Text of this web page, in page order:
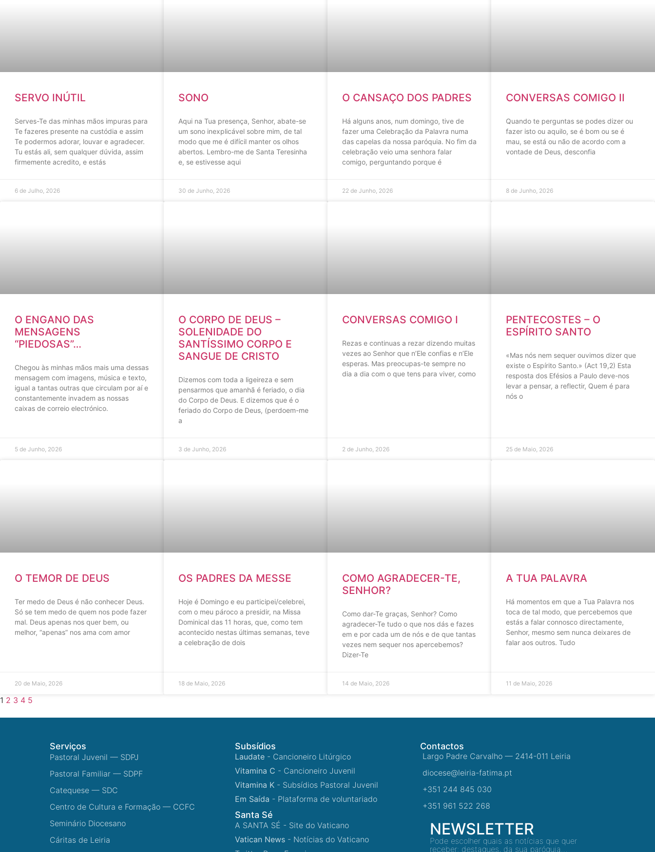
SERVO INÚTIL
Serves-Te das minhas mãos impuras para
Te fazeres presente na custódia e assim
Te podermos adorar, louvar e agradecer.
Tu estás ali, sem qualquer dúvida, assim
firmemente acredito, e estás
6 de Julho, 2026
SONO
Aqui na Tua presença, Senhor, abate-se
um sono inexplicável sobre mim, de tal
modo que me é difícil manter os olhos
abertos. Lembro-me de Santa Teresinha
e, se estivesse aqui
30 de Junho, 2026
O CANSAÇO DOS PADRES
Há alguns anos, num domingo, tive de
fazer uma Celebração da Palavra numa
das capelas da nossa paróquia. No fim da
celebração veio uma senhora falar
comigo, perguntando porque é
22 de Junho, 2026
CONVERSAS COMIGO II
Quando te perguntas se podes dizer ou
fazer isto ou aquilo, se é bom ou se é
mau, se está ou não de acordo com a
vontade de Deus, desconfia
8 de Junho, 2026
O ENGANO DAS
MENSAGENS
“PIEDOSAS”…
Chegou às minhas mãos mais uma dessas
mensagem com imagens, música e texto,
igual a tantas outras que circulam por aí e
constantemente invadem as nossas
caixas de correio electrónico.
5 de Junho, 2026
O CORPO DE DEUS –
SOLENIDADE DO
SANTÍSSIMO CORPO E
SANGUE DE CRISTO
Dizemos com toda a ligeireza e sem
pensarmos que amanhã é feriado, o dia
do Corpo de Deus. E dizemos que é o
feriado do Corpo de Deus, (perdoem-me
a
3 de Junho, 2026
CONVERSAS COMIGO I
Rezas e continuas a rezar dizendo muitas
vezes ao Senhor que n’Ele confias e n’Ele
esperas. Mas preocupas-te sempre no
dia a dia com o que tens para viver, como
2 de Junho, 2026
PENTECOSTES – O
ESPÍRITO SANTO
«Mas nós nem sequer ouvimos dizer que
existe o Espírito Santo.» (Act 19,2) Esta
resposta dos Efésios a Paulo deve-nos
levar a pensar, a reflectir, Quem é para
nós o
25 de Maio, 2026
O TEMOR DE DEUS
Ter medo de Deus é não conhecer Deus.
Só se tem medo de quem nos pode fazer
mal. Deus apenas nos quer bem, ou
melhor, “apenas” nos ama com amor
20 de Maio, 2026
OS PADRES DA MESSE
Hoje é Domingo e eu participei/celebrei,
com o meu pároco a presidir, na Missa
Dominical das 11 horas, que, como tem
acontecido nestas últimas semanas, teve
a celebração de dois
18 de Maio, 2026
COMO AGRADECER-TE,
SENHOR?
Como dar-Te graças, Senhor? Como
agradecer-Te tudo o que nos dás e fazes
em e por cada um de nós e de que tantas
vezes nem sequer nos apercebemos?
Dizer-Te
14 de Maio, 2026
A TUA PALAVRA
Há momentos em que a Tua Palavra nos
toca de tal modo, que percebemos que
estás a falar connosco directamente,
Senhor, mesmo sem nunca deixares de
falar aos outros. Tudo
11 de Maio, 2026
1 2 3 4 5
Serviços
Pastoral Juvenil — SDPJ
Pastoral Familiar — SDPF
Catequese — SDC
Centro de Cultura e Formação — CCFC
Seminário Diocesano
Cáritas de Leiria
Subsídios
Laudate - Cancioneiro Litúrgico
Vitamina C - Cancioneiro Juvenil
Vitamina K - Subsídios Pastoral Juvenil
Em Saída - Plataforma de voluntariado
Santa Sé
A SANTA SÉ - Site do Vaticano
Vatican News - Notícias do Vaticano
Contactos
Largo Padre Carvalho — 2414-011 Leiria
diocese@leiria-fatima.pt
+351 244 845 030
+351 961 522 268
NEWSLETTER
Pode escolher quais as notícias que quer
receber: destaques, da sua paróquia…